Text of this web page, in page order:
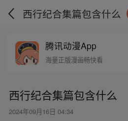
西行纪合集篇包含什么
腾讯动漫App
海量正版漫画畅快看
西行纪合集篇包含什么
2024年09月16日 04:34